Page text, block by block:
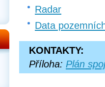
Radar
Data
KONTAKTY:
Příloha: Plán